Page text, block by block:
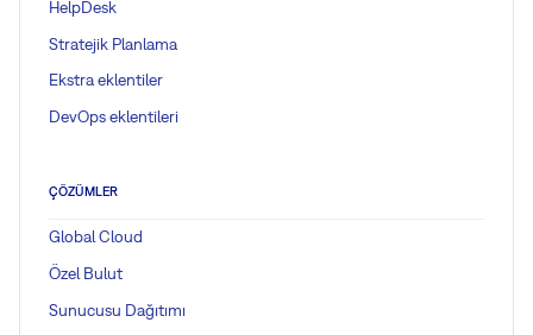
HelpDesk
Stratejik Planlama
Ekstra eklentiler
DevOps eklentileri
ÇÖZÜMLER
Global Cloud
Özel Bulut
Sunucusu Dağıtımı